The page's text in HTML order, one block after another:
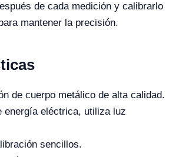
de cada medición y calibrarlo
mantener la precisión.
de cuerpo metálico de alta calidad.
energía eléctrica, utiliza luz
sencillos.